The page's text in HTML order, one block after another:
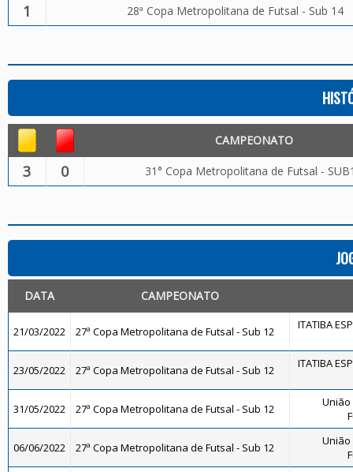
1 28ª Copa Metropolitana de Futsal - Sub 14
CAMPEONATO
3 0 31° Copa Metropolitana de Futsal -
DATA CAMPEONATO
21/03/2022 27ª Copa Metropolitana de Futsal - Sub 12 ITATIBA
23/05/2022 27ª Copa Metropolitana de Futsal - Sub 12 ITATIBA
31/05/2022 27ª Copa Metropolitana de Futsal - Sub 12
06/06/2022 27ª Copa Metropolitana de Futsal - Sub 12